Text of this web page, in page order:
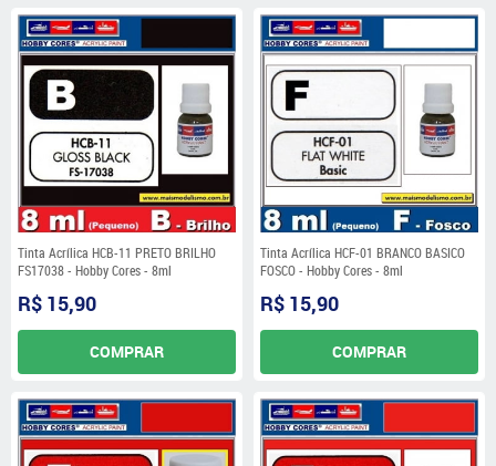
Tinta Acrílica HCB-11 PRETO BRILHO
FS17038 - Hobby Cores - 8ml
R$ 15,90
COMPRAR
Tinta Acrílica HCF-01 BRANCO BASICO
FOSCO - Hobby Cores - 8ml
R$ 15,90
COMPRAR